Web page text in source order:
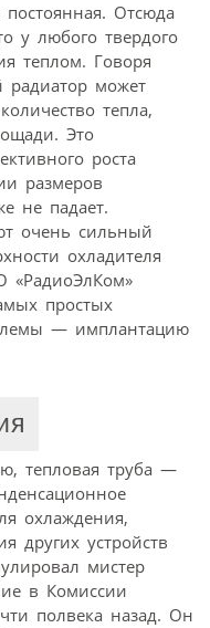
Отсюда
у любого твердого
теплом. Говоря
может
тепла,
Это
роста
размеров
не падает.
очень сильный
охладителя
«РадиоЭлКом»
простых
— имплантацию
тепловая труба —
охлаждения,
других устройств
мистер
в Комиссии
полвека назад. Он